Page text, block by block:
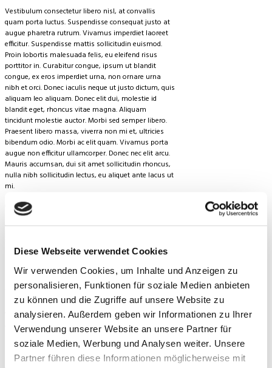
Diese Webseite verwendet Cookies
Wir verwenden Cookies, um Inhalte und Anzeigen zu
personalisieren, Funktionen für soziale Medien anbieten
zu können und die Zugriffe auf unsere Website zu
analysieren. Außerdem geben wir Informationen zu Ihrer
Verwendung unserer Website an unsere Partner für
soziale Medien, Werbung und Analysen weiter. Unsere
Partner führen diese Informationen möglicherweise mit
Vestibulum consectetur libero nisl, at convallis
quam porta luctus. Suspendisse consequat justo at
augue pharetra rutrum. Vivamus imperdiet laoreet
efficitur. Suspendisse mattis sollicitudin euismod.
Proin lobortis malesuada felis, eu eleifend risus
porttitor in. Curabitur congue, ipsum ut blandit
congue, ex eros imperdiet urna, non ornare urna
nibh et orci. Donec iaculis neque ut justo dictum, quis
aliquam leo aliquam. Donec elit dui, molestie id
blandit eget, rhoncus vitae magna. Aliquam
tincidunt molestie auctor. Morbi sed semper libero.
Praesent libero massa, viverra non mi et, ultricies
bibendum odio. Morbi ac elit quam. Vivamus porta
augue non efficitur ullamcorper. Donec nec elit arcu.
Mauris accumsan, dui sit amet sollicitudin rhoncus,
nulla nibh sollicitudin lectus, eu aliquet ante lacus ut
mi.
Morbi quis fringilla ante, malesuada porttitor dui.
Donec eget elit sodales, eleifend nisi eleifend,
vulputate risus. Sed ac ante tempor, pretium metus
ad litora torquent per conubia nostra, per inceptos
Praesent mauris ligula, tempus cursus dolor nec,
rutrum sagittis sem. Pellentesque convallis leo erat,
id maximus tellus hendrerit et. Proin et vehicula
ligula. Nunc non lorem dui. Nulla erat lacus,
vestibulum vitae interdum vel, gravida vel urna.
Aliquam semper semper maximus. Etiam finibus
lobortis eros, quis mollis lacus lobortis ultricies. Sed
in faucibus turpis. Duis luctus, turpis et finibus
bibendum, quam lorem molestie tellus, et laoreet